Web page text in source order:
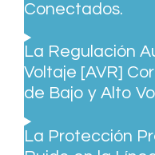
Conectados.
La Regulación
Voltaje [AVR]
de Bajo y Alto
La Protección